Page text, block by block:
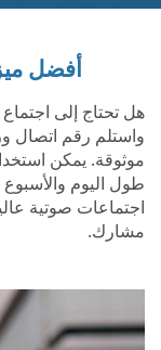
أفضل
هل تحتاج إلى
واستلم رقم اتصال
موثوقة. يمكن
طول اليوم
مشارك.